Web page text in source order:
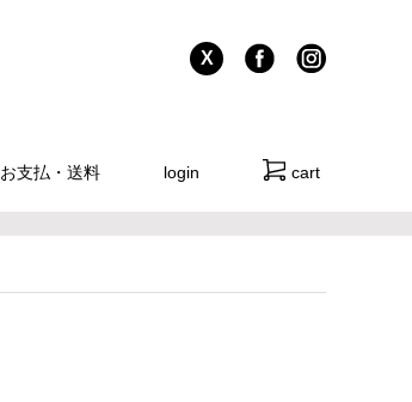
X
お支払・送料 login cart